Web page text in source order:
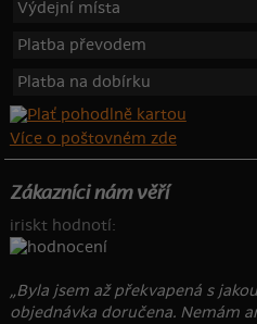
Výdejní místa
Platba převodem
Platba na dobírku
Více o poštovném zde
Zákazníci nám věří
iriskt hodnotí:
„Byla jsem až překvapená s
objednávka doručena. Nemám